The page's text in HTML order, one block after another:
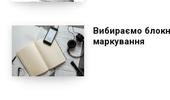
Вибираємо
маркування